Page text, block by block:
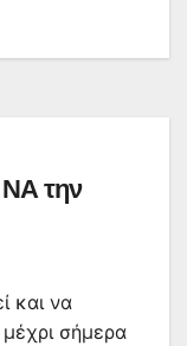
την
και να
σήμερα